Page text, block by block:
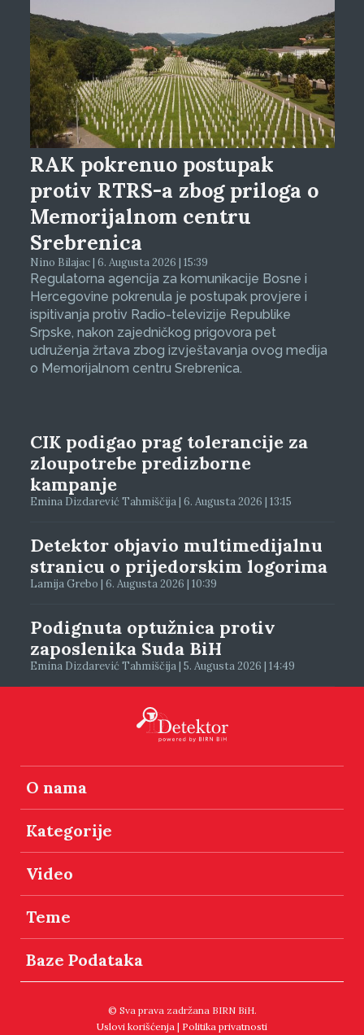
RAK pokrenuo postupak
protiv RTRS-a zbog priloga o
Memorijalnom centru
Srebrenica
Nino Bilajac | 6. Augusta 2026 | 15:39
Regulatorna agencija za komunikacije Bosne i
Hercegovine pokrenula je postupak provjere i
ispitivanja protiv Radio-televizije Republike
Srpske, nakon zajedničkog prigovora pet
udruženja žrtava zbog izvještavanja ovog medija
o Memorijalnom centru Srebrenica.
CIK podigao prag tolerancije za
zloupotrebe predizborne
kampanje
Emina Dizdarević Tahmiščija | 6. Augusta 2026 | 13:15
Detektor objavio multimedijalnu
stranicu o prijedorskim logorima
Lamija Grebo | 6. Augusta 2026 | 10:39
Podignuta optužnica protiv
zaposlenika Suda BiH
Emina Dizdarević Tahmiščija | 5. Augusta 2026 | 14:49
O nama
Kategorije
Video
Teme
Baze Podataka
© Sva prava zadržana BIRN BiH.
Uslovi korišćenja | Politika privatnosti